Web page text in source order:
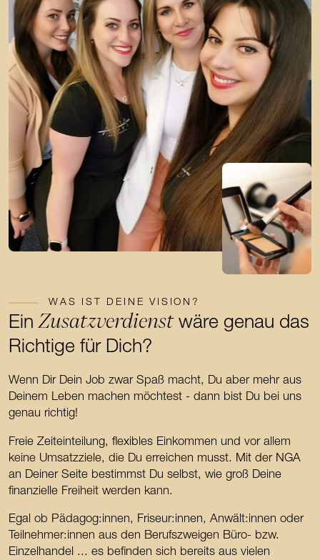
WAS IST DEINE VISION?
EinZusatzverdienstwäre genau das
Richtige für Dich?
Wenn Dir Dein Job zwar Spaß macht, Du aber mehr aus
Deinem Leben machen möchtest - dann bist Du bei uns
genau richtig!
Freie Zeiteinteilung, flexibles Einkommen und vor allem
keine Umsatzziele, die Du erreichen musst. Mit der NGA
an Deiner Seite bestimmst Du selbst, wie groß Deine
finanzielle Freiheit werden kann.
Egal ob Pädagog:innen, Friseur:innen, Anwält:innen oder
Teilnehmer:innen aus den Berufszweigen Büro- bzw.
Einzelhandel ... es befinden sich bereits aus vielen